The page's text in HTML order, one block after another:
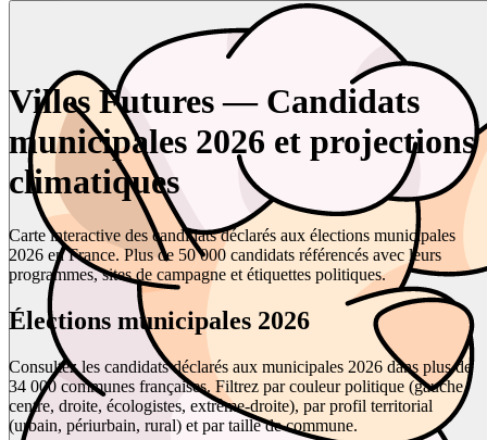
Villes Futures — Candidats
municipales 2026 et projections
climatiques
Carte interactive des candidats déclarés aux élections municipales
2026 en France. Plus de 50 000 candidats référencés avec leurs
programmes, sites de campagne et étiquettes politiques.
Élections municipales 2026
Consultez les candidats déclarés aux municipales 2026 dans plus de
34 000 communes françaises. Filtrez par couleur politique (gauche,
centre, droite, écologistes, extrême-droite), par profil territorial
(urbain, périurbain, rural) et par taille de commune.